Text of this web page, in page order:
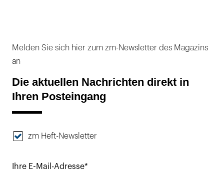
Melden Sie sich hier zum zm-Newsletter des Magazins
an
Die aktuellen Nachrichten direkt in
Ihren Posteingang
zm Heft-Newsletter
Ihre E-Mail-Adresse*